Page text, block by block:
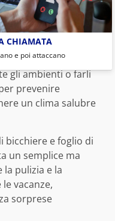
È utile
che non si
ristagni.
buona
gli ambienti o farli
prevenire
un clima salubre
bicchiere e foglio di
un semplice ma
pulizia e la
vacanze,
sorprese
CHIAMATA
e poi attaccano